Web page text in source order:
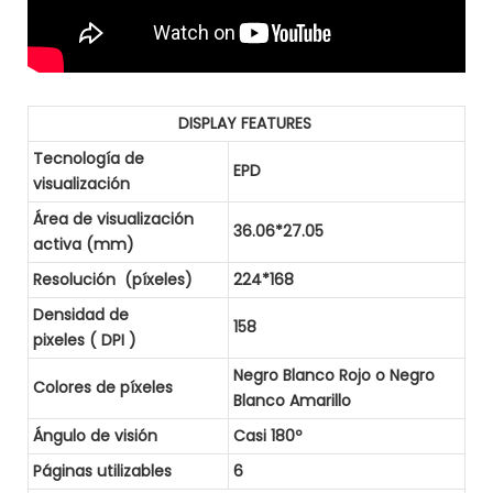
DISPLAY FEATURES
Tecnología de
visualización
EPD
Área de visualización
activa (mm)
36.06*27.05
Resolución (píxeles)
224*168
Densidad de
pixeles ( DPI )
158
Colores de píxeles
Negro Blanco Rojo o Negro
Blanco Amarillo
Ángulo de visión
Casi 180º
Páginas utilizables
6